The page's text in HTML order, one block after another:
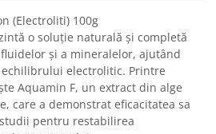
(Electroliti) 100g
o soluție naturală și completă
și a mineralelor, ajutând
electrolitic. Printre
Aquamin F, un extract din alge
care a demonstrat eficacitatea sa
pentru restabilirea